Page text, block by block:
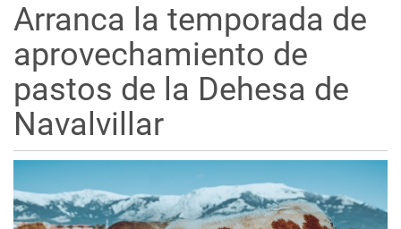
Arranca la temporada de
aprovechamiento de
pastos de la Dehesa de
Navalvillar